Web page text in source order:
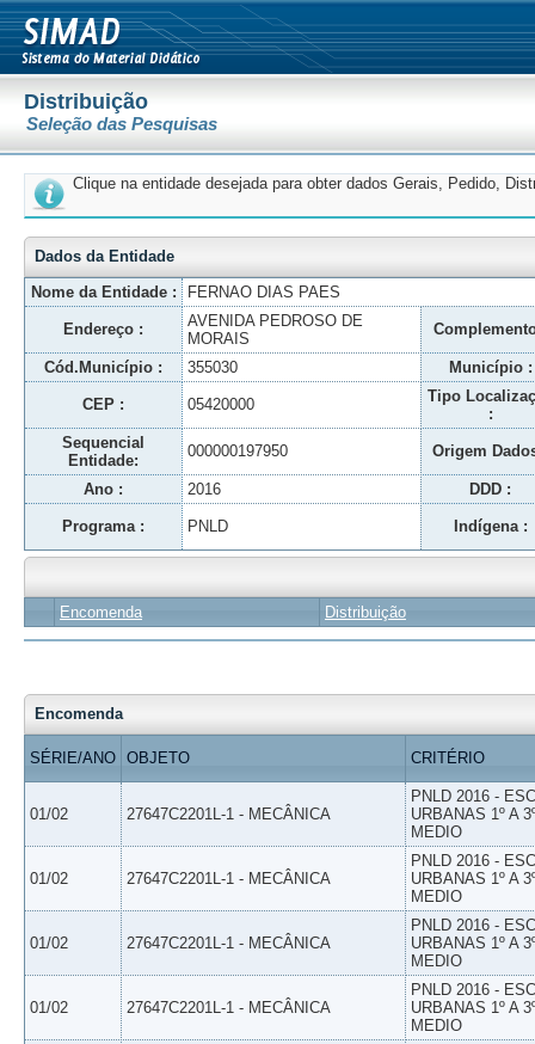
Distribuição
Seleção das Pesquisas
Clique na entidade desejada para obter dados Gerais, Pedido,
Dados da Entidade
Nome da Entidade :
FERNAO DIAS PAES
Endereço :
AVENIDA PEDROSO DE
MORAIS
Cód.Município : 355030 Município :
CEP : 05420000
Tipo
:
Sequencial
Entidade:
000000197950 Origem
Ano : 2016 DDD :
Programa : PNLD Indígena :
Encomenda Distribuição
Encomenda
SÉRIE/ANO OBJETO CRITÉRIO
01/02 27647C2201L-1 - MECÂNICA
PNLD 2016 -
URBANAS 1º A
MEDIO
01/02 27647C2201L-1 - MECÂNICA
PNLD 2016 -
URBANAS 1º A
MEDIO
01/02 27647C2201L-1 - MECÂNICA
PNLD 2016 -
URBANAS 1º A
MEDIO
01/02 27647C2201L-1 - MECÂNICA
PNLD 2016 -
URBANAS 1º A
MEDIO